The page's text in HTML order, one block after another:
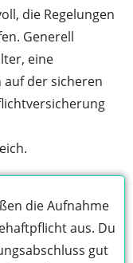
die Regelungen
Generell
eine
der sicheren
die Aufnahme
aus. Du
gut